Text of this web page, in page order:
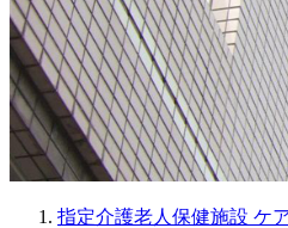
指定介護老人保健施設 ケ